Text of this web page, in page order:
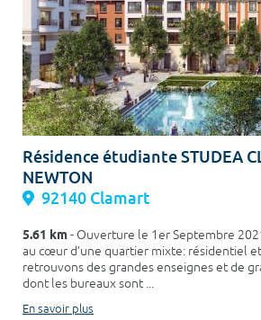
Résidence étudiante STUDEA
NEWTON
92140 Clamart
5.61 km- Ouverture le 1er Septembre
au cœur d’une quartier mixte: résidentiel
retrouvons des grandes enseignes et de
dont les bureaux sont ...
En savoir plus